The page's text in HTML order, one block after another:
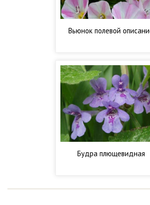
Вьюнок полевой
Будра плющевидная